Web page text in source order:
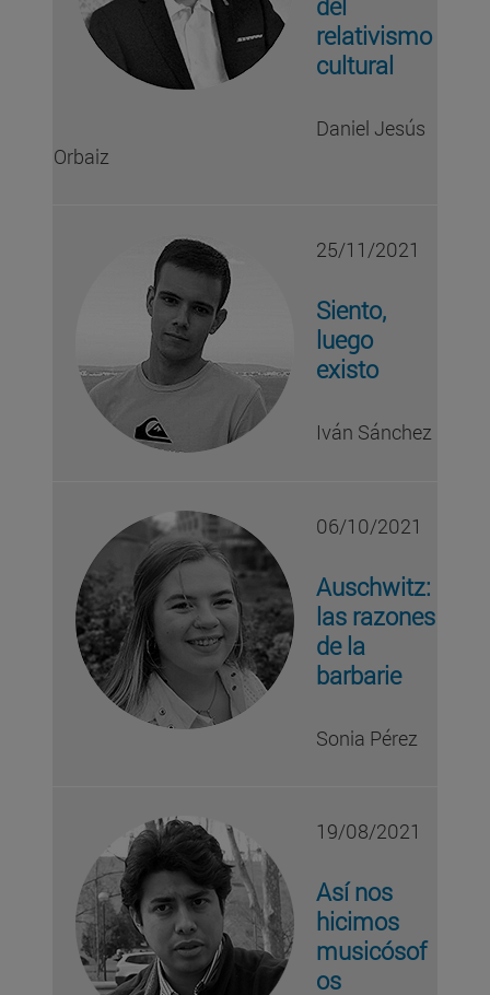
relativismo
cultural
Daniel Jesús
Orbaiz
25/11/2021
Siento,
luego
existo
Iván Sánchez
06/10/2021
Auschwitz:
las razones
de la
barbarie
Sonia Pérez
19/08/2021
Así nos
hicimos
musicósof
os